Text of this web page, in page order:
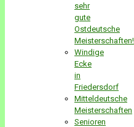
sehr
gute
Ostdeutsche
Meisterschaften!
Windige
Ecke
in
Friedersdorf
Mitteldeutsche
Meisterschaften
Senioren